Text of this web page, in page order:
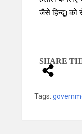
जैसे हिन्दू) को
SHARE
Tags: